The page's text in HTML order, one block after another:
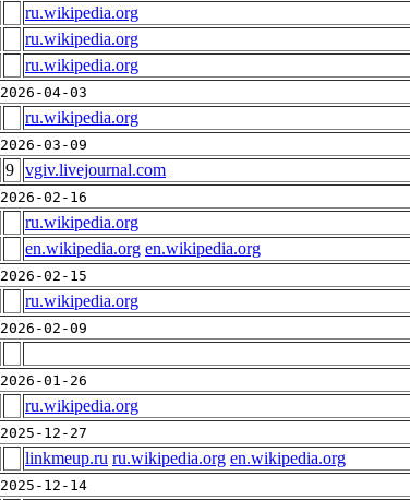
ru.wikipedia.org
ru.wikipedia.org
ru.wikipedia.org
2026-04-03
ru.wikipedia.org
2026-03-09
9 vgiv.livejournal.com
2026-02-16
ru.wikipedia.org
en.wikipedia.org en.wikipedia.org
2026-02-15
ru.wikipedia.org
2026-02-09
2026-01-26
ru.wikipedia.org
2025-12-27
linkmeup.ru ru.wikipedia.org en.wikipedia.org
2025-12-14